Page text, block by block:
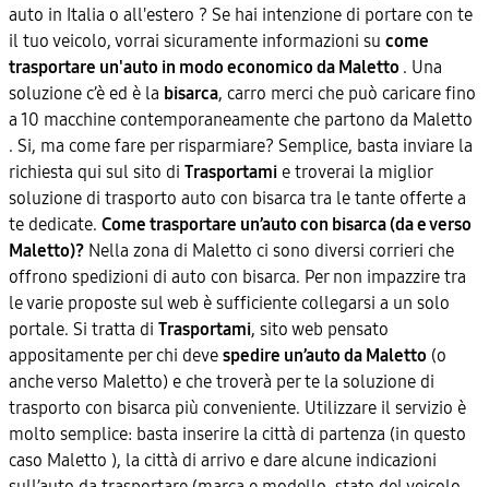
auto in Italia o all'estero ? Se hai intenzione di portare con te
il tuo veicolo, vorrai sicuramente informazioni su come
trasportare un'auto in modo economico da Maletto . Una
soluzione c’è ed è la bisarca, carro merci che può caricare fino
a 10 macchine contemporaneamente che partono da Maletto
. Si, ma come fare per risparmiare? Semplice, basta inviare la
richiesta qui sul sito di Trasportami e troverai la miglior
soluzione di trasporto auto con bisarca tra le tante offerte a
te dedicate. Come trasportare un’auto con bisarca (da e verso
Maletto)? Nella zona di Maletto ci sono diversi corrieri che
offrono spedizioni di auto con bisarca. Per non impazzire tra
le varie proposte sul web è sufficiente collegarsi a un solo
portale. Si tratta di Trasportami, sito web pensato
appositamente per chi deve spedire un’auto da Maletto (o
anche verso Maletto) e che troverà per te la soluzione di
trasporto con bisarca più conveniente. Utilizzare il servizio è
molto semplice: basta inserire la città di partenza (in questo
caso Maletto ), la città di arrivo e dare alcune indicazioni